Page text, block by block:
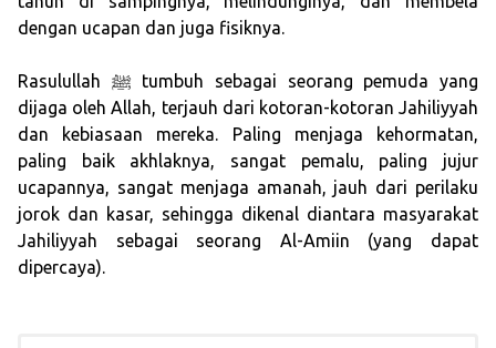
dengan ucapan dan juga fisiknya.
Rasulullah ﷺ tumbuh sebagai seorang pemuda yang
dijaga oleh Allah, terjauh dari kotoran-kotoran Jahiliyyah
dan kebiasaan mereka. Paling menjaga kehormatan,
paling baik akhlaknya, sangat pemalu, paling jujur
ucapannya, sangat menjaga amanah, jauh dari perilaku
jorok dan kasar, sehingga dikenal diantara masyarakat
Jahiliyyah sebagai seorang Al-Amiin (yang dapat
dipercaya).